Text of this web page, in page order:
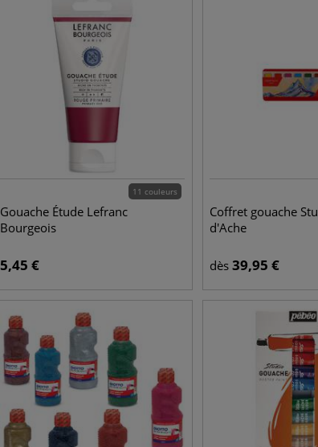
11 couleurs
Gouache Étude Lefranc
Bourgeois
5,45 €
Coffret gouache
d'Ache
dès 39,95 €